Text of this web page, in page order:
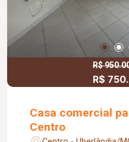
R$
R$
Casa comercial
Centro